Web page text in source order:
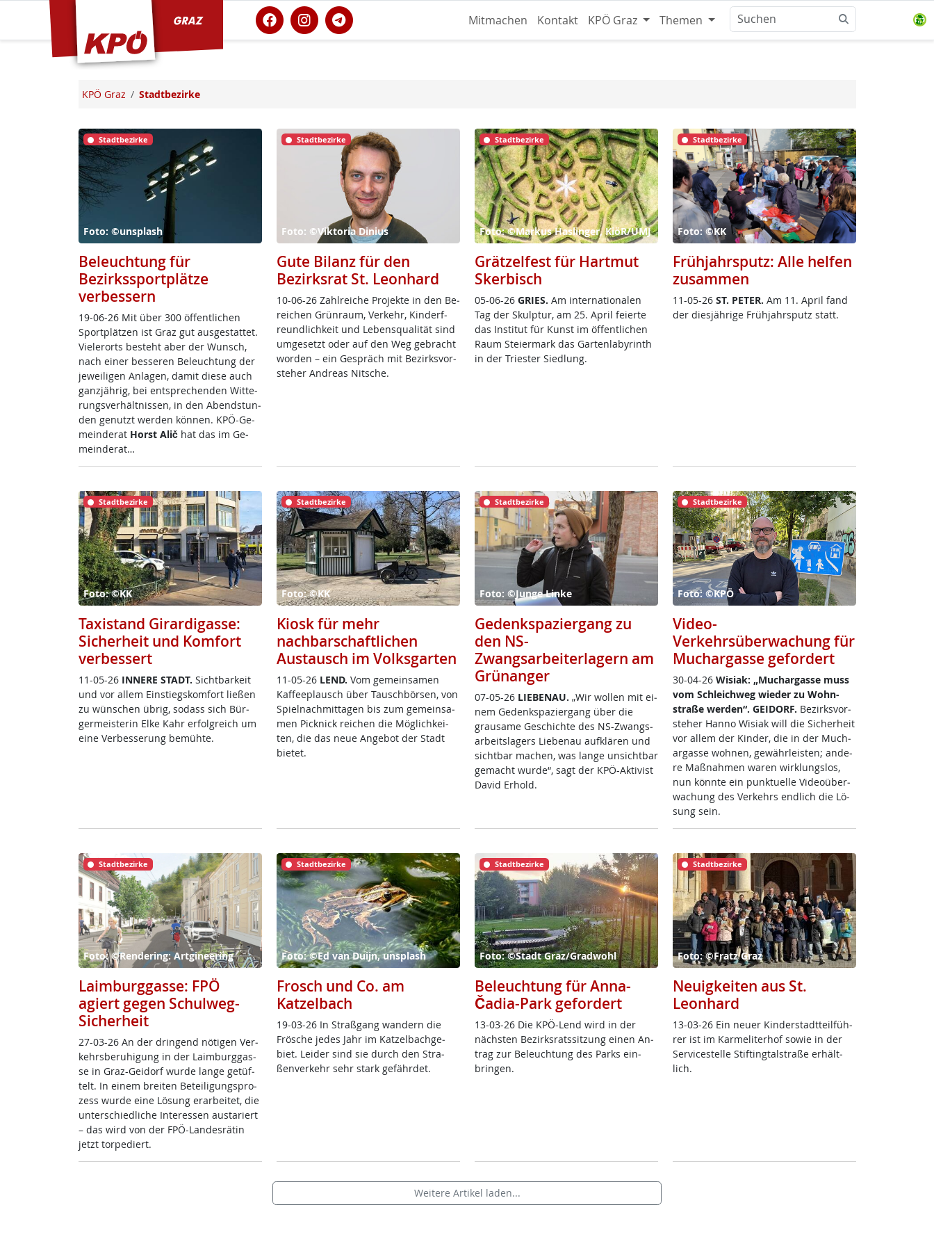
Mitmachen Kontakt KPÖ Graz Themen
KPÖ Graz Stadtbezirke
Stadtbezirke
Foto: ©unsplash
Beleuchtung für
Bezirkssportplätze
verbessern
19-06-26 Mit über 300 öf­f­ent­li­chen
Sport­plät­zen ist Graz gut aus­ge­stat­tet.
Vie­ler­orts be­steht aber der Wunsch,
nach ei­ner bes­se­ren Be­leuch­tung der
je­wei­li­gen An­la­gen, da­mit die­se auch
ganz­jäh­rig, bei ent­sp­re­chen­den Wit­te­
rungs­ver­hält­nis­sen, in den Abend­stun­
den ge­nutzt wer­den kön­nen. KPÖ-Ge­
mein­de­rat Horst Alič hat das im Ge­
mein­de­rat…
Stadtbezirke
Foto: ©Viktoria Dinius
Gute Bilanz für den
Bezirksrat St. Leonhard
10-06-26 Zahl­rei­che Pro­jek­te in den Be­
rei­chen Grün­raum, Ver­kehr, Kin­der­f­
reund­lich­keit und Le­bens­qua­li­tät sind
um­ge­setzt oder auf den Weg ge­bracht
wor­den – ein Ge­spräch mit Be­zirks­vor­
ste­her And­reas Nit­sche.
Stadtbezirke
Foto: ©Markus Haslinger, KiöR/UMJ
Grätzelfest für Hartmut
Skerbisch
05-06-26 GRIES. Am in­ter­na­tio­na­len
Tag der Skulp­tur, am 25. April fei­er­te
das In­sti­tut für Kunst im öf­f­ent­li­chen
Raum Stei­er­mark das Gar­ten­la­byrinth
in der Tri­es­ter Sied­lung.
Stadtbezirke
Foto: ©KK
Frühjahrsputz: Alle helfen
zusammen
11-05-26 ST. PE­TER. Am 11. April fand
der dies­jäh­ri­ge Früh­jahrs­putz statt.
Stadtbezirke
Foto: ©KK
Taxistand Girardigasse:
Sicherheit und Komfort
verbessert
11-05-26 IN­NE­RE STADT. Sicht­bar­keit
und vor al­lem Ein­s­tiegs­kom­fort lie­ßen
zu wün­schen üb­rig, so­dass sich Bür­
ger­meis­te­rin El­ke Kahr er­folg­reich um
ei­ne Ver­bes­se­rung be­müh­te.
Stadtbezirke
Foto: ©KK
Kiosk für mehr
nachbarschaftlichen
Austausch im Volksgarten
11-05-26 LEND. Vom ge­mein­sa­men
Kaf­fee­plausch über Tausch­bör­sen, von
Spiel­nach­mit­ta­gen bis zum ge­mein­sa­
men Pick­nick rei­chen die Mög­lich­kei­
ten, die das neue An­ge­bot der Stadt
bie­tet.
Stadtbezirke
Foto: ©Junge Linke
Gedenkspaziergang zu
den NS-
Zwangsarbeiterlagern am
Grünanger
07-05-26 LIE­BENAU. „Wir wol­len mit ei­
nem Ge­denk­spa­zier­gang über die
grau­sa­me Ge­schich­te des NS-Zwangs­
ar­beits­la­gers Lie­benau auf­klä­ren und
sicht­bar ma­chen, was lan­ge un­sicht­bar
ge­macht wur­de“, sagt der KPÖ-Ak­ti­vist
Da­vid Er­hold.
Stadtbezirke
Foto: ©KPÖ
Video-
Verkehrsüberwachung für
Muchargasse gefordert
30-04-26 Wi­siak: „Much­ar­gas­se muss
vom Sch­leich­weg wie­der zu Wohn­
stra­ße wer­den“. GEI­DORF. Be­zirks­vor­
ste­her Han­no Wi­siak will die Si­cher­heit
vor al­lem der Kin­der, die in der Much­
ar­gas­se woh­nen, ge­währ­leis­ten; an­de­
re Maß­nah­men wa­ren wir­k­lungs­los,
nun könn­te ein punk­tu­el­le Vi­deo­über­
wa­chung des Ver­kehrs end­lich die Lö­
sung sein.
Stadtbezirke
Foto: ©Rendering: Artgineering
Laimburggasse: FPÖ
agiert gegen Schulweg-
Sicherheit
27-03-26 An der drin­gend nö­t­i­gen Ver­
kehrs­be­ru­hi­gung in der Laim­burg­gas­
se in Graz-Gei­dorf wur­de lan­ge ge­tüf­
telt. In ei­nem brei­ten Be­tei­li­gung­s­pro­
zess wur­de ei­ne Lö­sung er­ar­bei­tet, die
un­ter­schied­li­che In­ter­es­sen au­s­ta­riert
– das wird von der FPÖ-Lan­des­rä­tin
jetzt tor­pe­diert.
Stadtbezirke
Foto: ©Ed van Duijn, unsplash
Frosch und Co. am
Katzelbach
19-03-26 In Straß­gang wan­dern die
Frö­sche je­des Jahr im Kat­zel­bach­ge­
biet. Lei­der sind sie durch den Stra­
ßen­ver­kehr sehr stark ge­fähr­det.
Stadtbezirke
Foto: ©Stadt Graz/Gradwohl
Beleuchtung für Anna-
Čadia-Park gefordert
13-03-26 Die KPÖ-Lend wird in der
nächs­ten Be­zirks­rats­sit­zung ei­nen An­
trag zur Be­leuch­tung des Parks ein­
brin­gen.
Stadtbezirke
Foto: ©Fratz Graz
Neuigkeiten aus St.
Leonhard
13-03-26 Ein neu­er Kin­der­stadt­teil­füh­
rer ist im Kar­me­li­ter­hof so­wie in der
Ser­vice­s­tel­le Stif­ting­tal­stra­ße er­hält­
lich.
Weitere Artikel laden...